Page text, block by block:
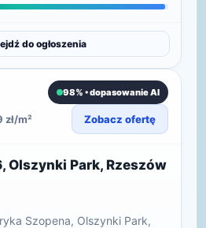
do ogłoszenia
98% • dopasowanie AI
zł/m² Zobacz ofertę
Olszynki Park, Rzeszów
Szopena, Olszynki Park,